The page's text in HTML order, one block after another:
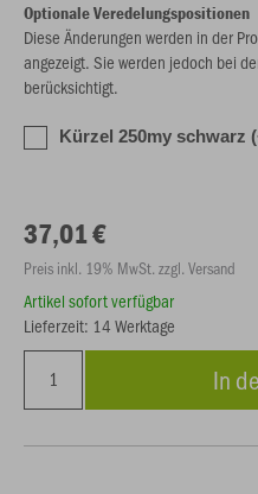
Optionale Veredelungspositionen
Diese Änderungen werden in der
angezeigt. Sie werden jedoch bei
berücksichtigt.
Kürzel 250my schwarz
37,01 €
Preis inkl. 19% MwSt. zzgl. Versand
Artikel sofort verfügbar
Lieferzeit: 14 Werktage
In